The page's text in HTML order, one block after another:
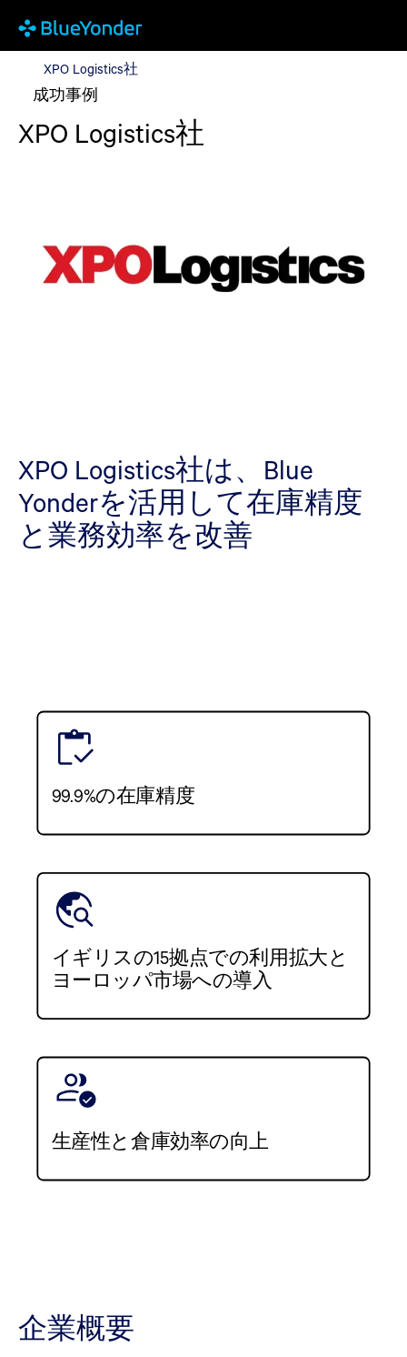
XPO Logistics社
XPO Logistics社
成功事例
XPO Logistics社
XPO Logistics社は、Blue
Yonderを活用して在庫精度
と業務効率を改善
99.9%の在庫精度
イギリスの15拠点での利用拡大と
ヨーロッパ市場への導入
生産性と倉庫効率の向上
企業概要